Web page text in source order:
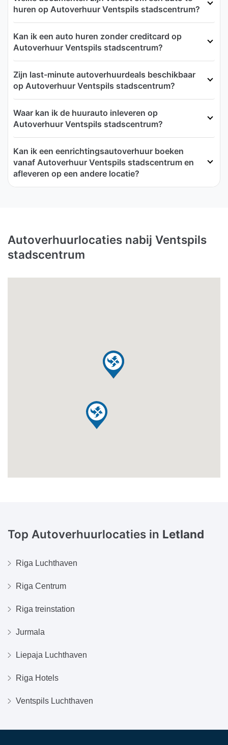
huren op Autoverhuur Ventspils stadscentrum?
Kan ik een auto huren zonder creditcard op
Autoverhuur Ventspils stadscentrum?
Zijn last-minute autoverhuurdeals beschikbaar
op Autoverhuur Ventspils stadscentrum?
Waar kan ik de huurauto inleveren op
Autoverhuur Ventspils stadscentrum?
Kan ik een eenrichtingsautoverhuur boeken
vanaf Autoverhuur Ventspils stadscentrum en
afleveren op een andere locatie?
Autoverhuurlocaties nabij Ventspils
stadscentrum
Top Autoverhuurlocaties in Letland
Riga Luchthaven
Riga Centrum
Riga treinstation
Jurmala
Liepaja Luchthaven
Riga Hotels
Ventspils Luchthaven